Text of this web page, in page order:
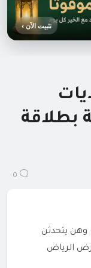
تثبيت الآن ›
بطلاقة
0
يتحدثن
الرياض